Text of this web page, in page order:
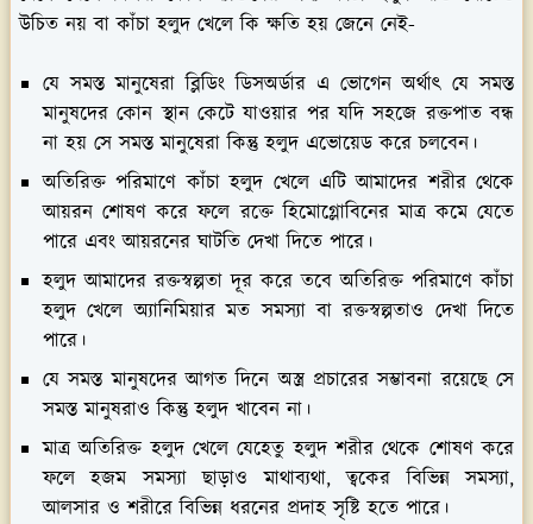
উচিত নয় বা কাঁচা হলুদ খেলে কি ক্ষতি হয় জেনে নেই-
যে সমস্ত মানুষেরা ব্লিডিং ডিসঅর্ডার এ ভোগেন অর্থাৎ যে সমস্ত
মানুষদের কোন স্থান কেটে যাওয়ার পর যদি সহজে রক্তপাত বন্ধ
না হয় সে সমস্ত মানুষেরা কিন্তু হলুদ এভোয়েড করে চলবেন।
অতিরিক্ত পরিমাণে কাঁচা হলুদ খেলে এটি আমাদের শরীর থেকে
আয়রন শোষণ করে ফলে রক্তে হিমোগ্লোবিনের মাত্র কমে যেতে
পারে এবং আয়রনের ঘাটতি দেখা দিতে পারে।
হলুদ আমাদের রক্তস্বল্পতা দূর করে তবে অতিরিক্ত পরিমাণে কাঁচা
হলুদ খেলে অ্যানিমিয়ার মত সমস্যা বা রক্তস্বল্পতাও দেখা দিতে
পারে।
যে সমস্ত মানুষদের আগত দিনে অস্ত্র প্রচারের সম্ভাবনা রয়েছে সে
সমস্ত মানুষরাও কিন্তু হলুদ খাবেন না।
মাত্র অতিরিক্ত হলুদ খেলে যেহেতু হলুদ শরীর থেকে শোষণ করে
ফলে হজম সমস্যা ছাড়াও মাথাব্যথা, ত্বকের বিভিন্ন সমস্যা,
আলসার ও শরীরে বিভিন্ন ধরনের প্রদাহ সৃষ্টি হতে পারে।